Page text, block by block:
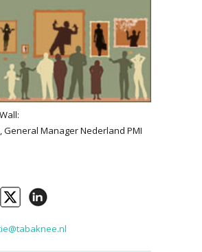
, General Manager Nederland PMI